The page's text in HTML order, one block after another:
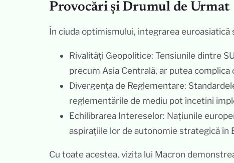
Provocări și Drumul de Urmat
În ciuda optimismului, integrarea
Rivalități Geopolitice: Tensiunile dintre
precum Asia Centrală, ar putea complica
Divergența de Reglementare:
reglementările de mediu pot încetini
Echilibrarea Intereselor: Națiunile
aspirațiile lor de autonomie strategică în
Cu toate acestea, vizita lui Macron